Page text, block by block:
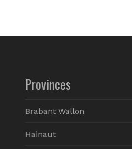
Provinces
Brabant Wallon
Hainaut